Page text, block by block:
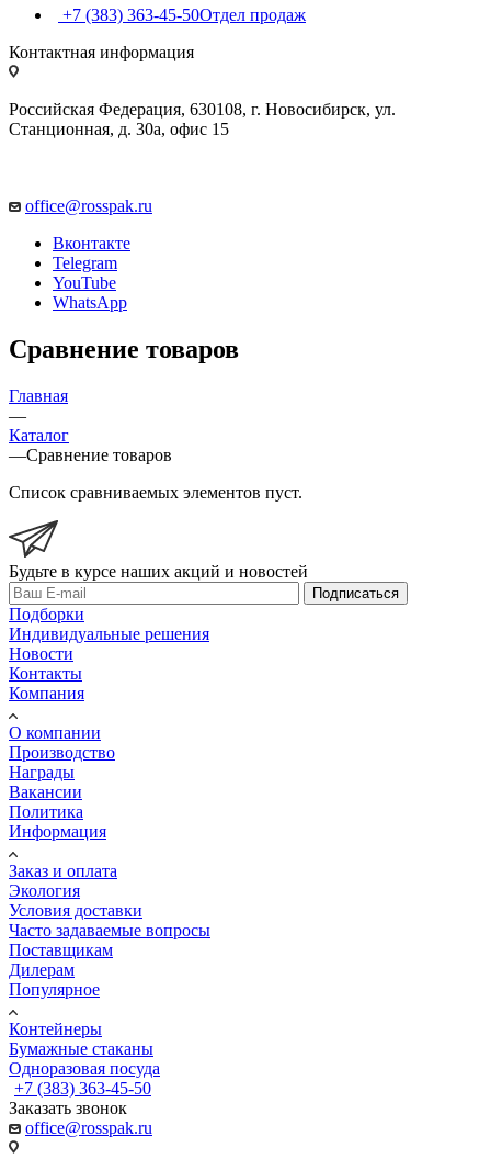
+7 (383) 363-45-50Отдел продаж
Контактная информация
Российская Федерация, 630108, г. Новосибирск, ул.
Станционная, д. 30а, офис 15
office@rosspak.ru
Вконтакте
Telegram
YouTube
WhatsApp
Сравнение товаров
Главная
—
Каталог
—Сравнение товаров
Список сравниваемых элементов пуст.
Будьте в курсе наших акций и новостей
Подписаться
Подборки
Индивидуальные решения
Новости
Контакты
Компания
О компании
Производство
Награды
Вакансии
Политика
Информация
Заказ и оплата
Экология
Условия доставки
Часто задаваемые вопросы
Поставщикам
Дилерам
Популярное
Контейнеры
Бумажные стаканы
Одноразовая посуда
+7 (383) 363-45-50
Заказать звонок
office@rosspak.ru